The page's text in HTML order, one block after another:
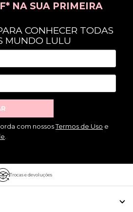
NA SUA PRIMEIRA
CONHECER TODAS
MUNDO LULU
com nossosTermos de Uso e
.
Trocas e devoluções